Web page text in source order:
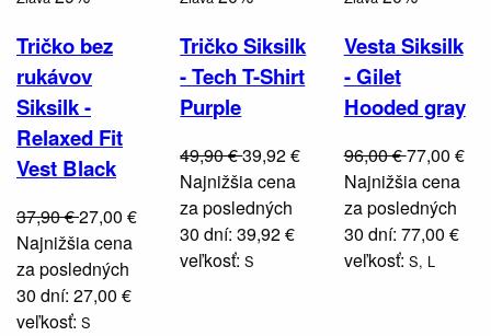
Tričko bez
rukávov
Siksilk -
Relaxed Fit
Vest Black
37,90 €27,00 €
Najnižšia cena
za posledných
30 dní: 27,00 €
veľkosť: S
Tričko Siksilk
- Tech T-Shirt
Purple
49,90 €39,92 €
Najnižšia cena
za posledných
30 dní: 39,92 €
veľkosť: S
Vesta Siksilk
- Gilet
Hooded gray
96,00 €77,00 €
Najnižšia cena
za posledných
30 dní: 77,00 €
veľkosť: S, L